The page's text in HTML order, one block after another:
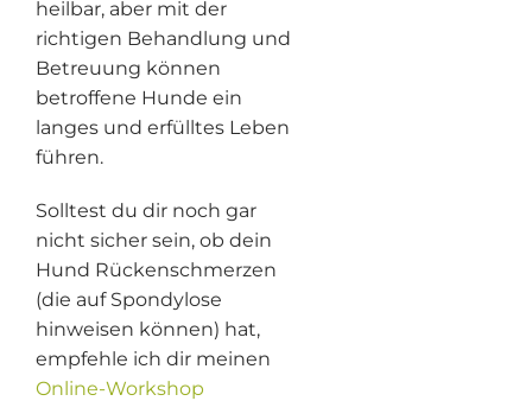
heilbar, aber mit der
richtigen Behandlung und
Betreuung können
betroffene Hunde ein
langes und erfülltes Leben
führen.
Solltest du dir noch gar
nicht sicher sein, ob dein
Hund Rückenschmerzen
(die auf Spondylose
hinweisen können) hat,
empfehle ich dir meinen
Online-Workshop